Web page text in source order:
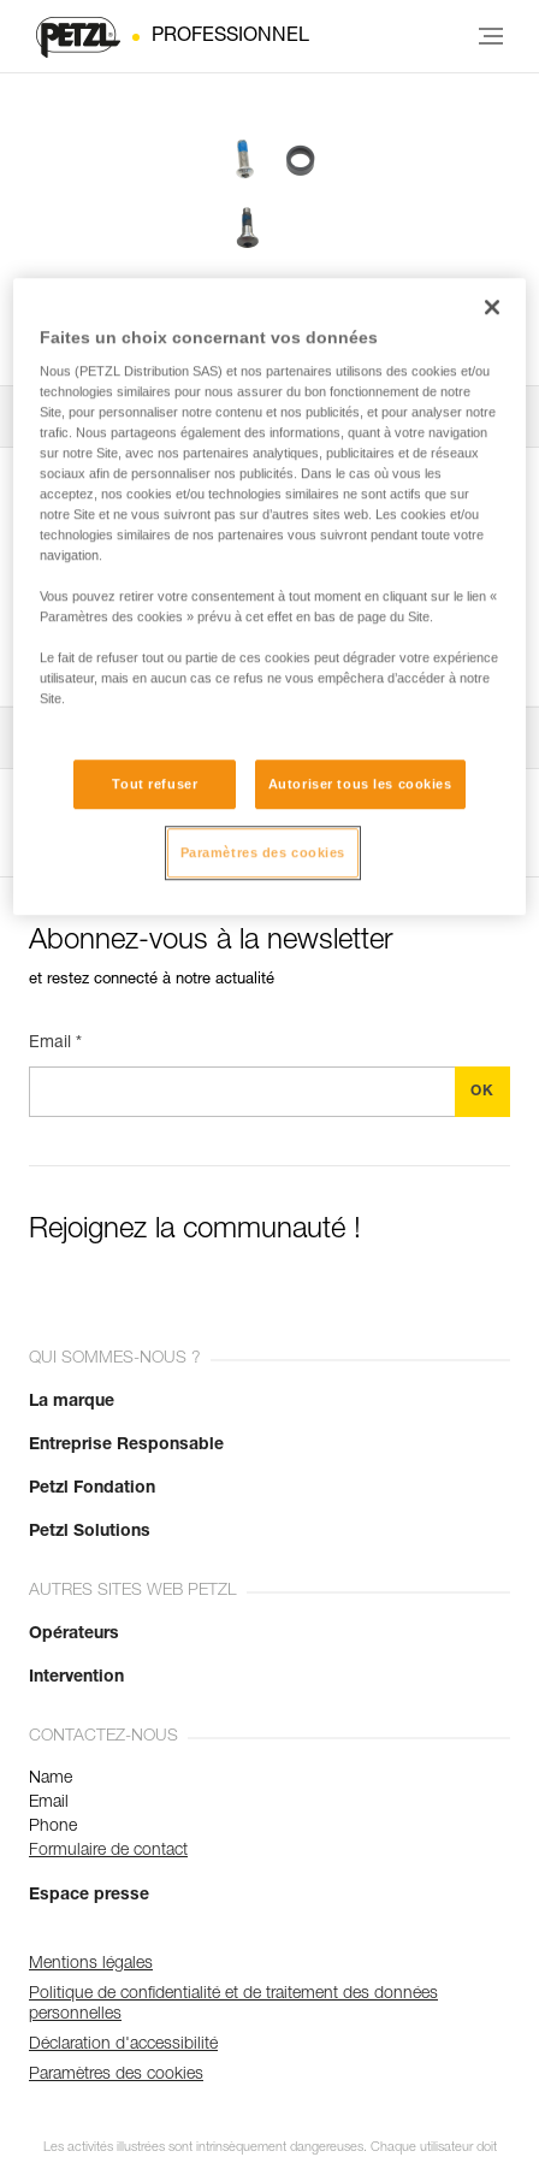
PROFESSIONNEL
Vis ASAP® LOCK
Tous les conseils techniques 1 Filtrer
Générations d’ASAP et ASAP LOCK -
Compatibilités avec les ASAP’SORBER
Abonnez-vous à la newsletter
et restez connecté à notre actualité
Email *
Rejoignez la communauté !
QUI SOMMES-NOUS ?
La marque
Entreprise Responsable
Petzl Fondation
Petzl Solutions
AUTRES SITES WEB PETZL
Opérateurs
Intervention
CONTACTEZ-NOUS
Name
Email
Phone
Formulaire de contact
Espace presse
Mentions légales
Politique de confidentialité et de traitement des données
personnelles
Déclaration d'accessibilité
Paramètres des cookies
Les activités illustrées sont intrinsèquement dangereuses. Chaque utilisateur doit
Faites un choix concernant vos données
Nous (PETZL Distribution SAS) et nos partenaires utilisons des cookies et/ou
technologies similaires pour nous assurer du bon fonctionnement de notre
Site, pour personnaliser notre contenu et nos publicités, et pour analyser notre
trafic. Nous partageons également des informations, quant à votre navigation
sur notre Site, avec nos partenaires analytiques, publicitaires et de réseaux
sociaux afin de personnaliser nos publicités. Dans le cas où vous les
acceptez, nos cookies et/ou technologies similaires ne sont actifs que sur
notre Site et ne vous suivront pas sur d’autres sites web. Les cookies et/ou
technologies similaires de nos partenaires vous suivront pendant toute votre
navigation.
Vous pouvez retirer votre consentement à tout moment en cliquant sur le lien «
Paramètres des cookies » prévu à cet effet en bas de page du Site.
Le fait de refuser tout ou partie de ces cookies peut dégrader votre expérience
utilisateur, mais en aucun cas ce refus ne vous empêchera d’accéder à notre
Site.
Tout refuser Autoriser tous les cookies
Paramètres des cookies